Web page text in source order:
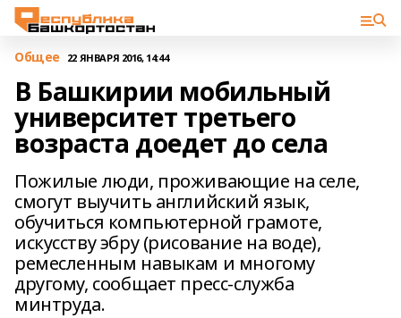
Общее 22 ЯНВАРЯ 2016, 14:44
В Башкирии мобильный
университет третьего
возраста доедет до села
Пожилые люди, проживающие на селе,
смогут выучить английский язык,
обучиться компьютерной грамоте,
искусству эбру (рисование на воде),
ремесленным навыкам и многому
другому, сообщает пресс-служба
минтруда.